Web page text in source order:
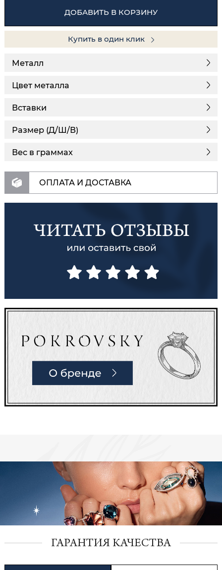
ДОБАВИТЬ В КОРЗИНУ
Купить в один клик
Металл
Цвет металла
Вставки
Размер (Д/Ш/В)
Вес в граммах
ОПЛАТА И ДОСТАВКА
ГАРАНТИЯ КАЧЕСТВА